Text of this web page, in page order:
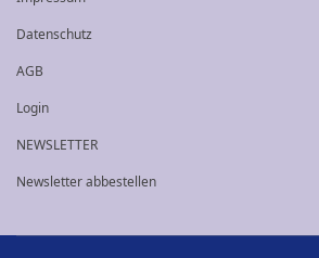
Datenschutz
AGB
Login
NEWSLETTER
Newsletter abbestellen